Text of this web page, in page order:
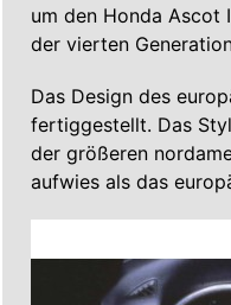
um den Honda Ascot
der vierten
Das Design des
fertiggestellt. Das
der größeren
aufwies als das